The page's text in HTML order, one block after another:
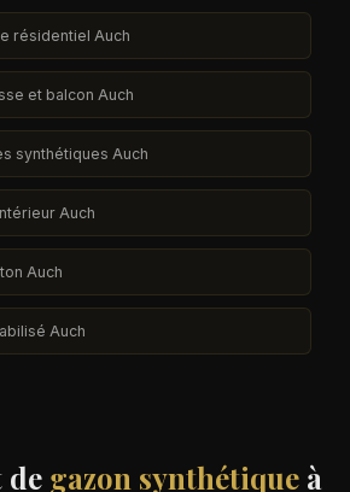
résidentiel Auch
et balcon Auch
synthétiques Auch
Auch
Auch
Auch
de gazon synthétiqueà